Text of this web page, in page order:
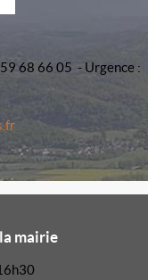
68 66 05 - Urgence :
mairie